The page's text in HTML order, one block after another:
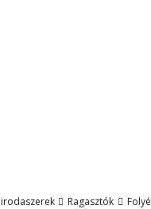
irodaszerek Ragasztók